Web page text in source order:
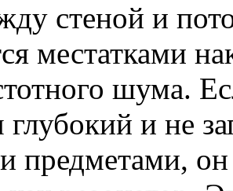
стеной и
местатками
шума.
и не
предметами, он